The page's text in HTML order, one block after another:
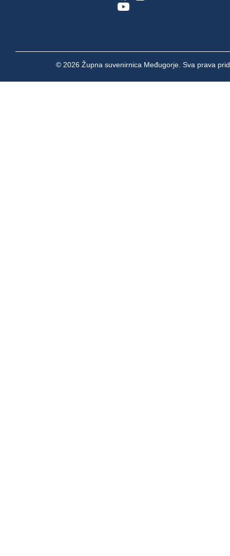
© 2026 Župna suvenirnica Međugorje. Sva prava